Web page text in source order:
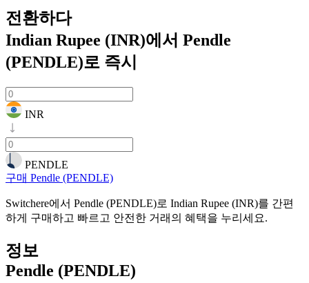
전환하다
Indian Rupee (INR)에서 Pendle
(PENDLE)로 즉시
INR
PENDLE
구매 Pendle (PENDLE)
Switchere에서 Pendle (PENDLE)로 Indian Rupee (INR)를 간편
하게 구매하고 빠르고 안전한 거래의 혜택을 누리세요.
정보
Pendle (PENDLE)